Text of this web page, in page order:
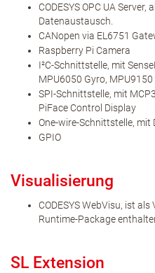
CODESYS OPC UA
Datenaustausch.
CANopen via EL6751
Raspberry Pi Camera
I²C-Schnittstelle, mit
MPU6050 Gyro,
SPI-Schnittstelle, mit
PiFace Control Display
One-wire-Schnittstelle, mit
GPIO
Visualisierung
CODESYS WebVisu, ist
Runtime-Package
SL Extension